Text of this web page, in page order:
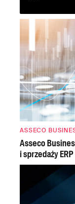
ASSECO
Asseco
i sprzedaży ERP